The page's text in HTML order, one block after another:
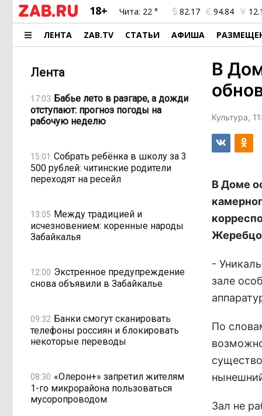
18+ Чита: 22 ° 82.17 94.84
ЛЕНТА ZAB.TV СТАТЬИ АФИША
Лента
17:03 Бабье лето в разгаре, а дожди
отступают: прогноз погоды на
рабочую неделю
15:01 Собрать ребёнка в школу за 3
500 рублей: читинские родители
переходят на ресейл
13:05 Между традицией и
исчезновением: коренные народы
Забайкалья
12:00 Экстренное предупреждение
снова объявили в Забайкалье
09:32 Банки смогут сканировать
телефоны россиян и блокировать
некоторые переводы
08:30 «Олерон+» запретил жителям
1-го микрорайона пользоваться
мусоропроводом
В
Культура,
В Доме
-
зале
По
Зал не